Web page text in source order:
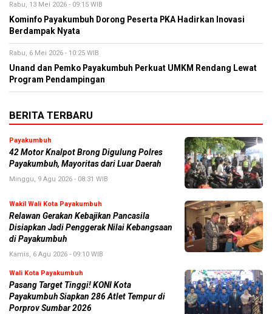
Rabu, 13 Mei 2026 - 09:15 WIB
Kominfo Payakumbuh Dorong Peserta PKA Hadirkan Inovasi
Berdampak Nyata
Rabu, 6 Mei 2026 - 10:25 WIB
Unand dan Pemko Payakumbuh Perkuat UMKM Rendang Lewat
Program Pendampingan
BERITA TERBARU
Payakumbuh
42 Motor Knalpot Brong Digulung Polres
Payakumbuh, Mayoritas dari Luar Daerah
Minggu, 9 Agu 2026 - 08:31 WIB
Wakil Wali Kota Payakumbuh
Relawan Gerakan Kebajikan Pancasila
Disiapkan Jadi Penggerak Nilai Kebangsaan
di Payakumbuh
Kamis, 6 Agu 2026 - 09:10 WIB
Wali Kota Payakumbuh
Pasang Target Tinggi! KONI Kota
Payakumbuh Siapkan 286 Atlet Tempur di
Porprov Sumbar 2026